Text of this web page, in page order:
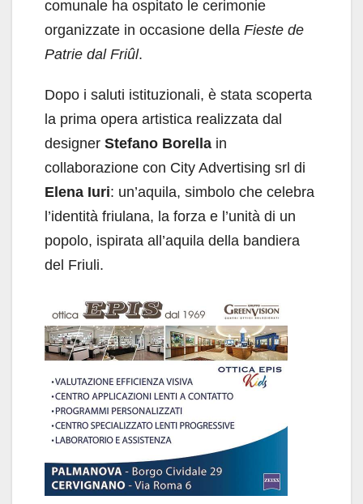
comunale ha ospitato le cerimonie
organizzate in occasione della Fieste de
Patrie dal Friûl.
Dopo i saluti istituzionali, è stata scoperta
la prima opera artistica realizzata dal
designer Stefano Borella in
collaborazione con City Advertising srl di
Elena Iuri: un’aquila, simbolo che celebra
l’identità friulana, la forza e l’unità di un
popolo, ispirata all’aquila della bandiera
del Friuli.